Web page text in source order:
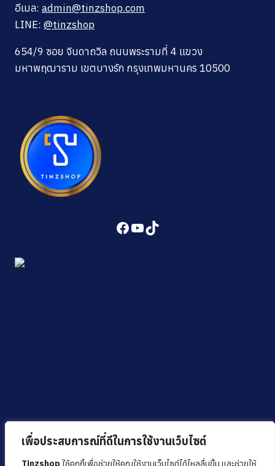
เพื่อประสบการณ์ที่ดีในการใช้งานเว็บไซต์
Tinzshop ใช้คุกกี้เพื่อช่วยให้คุณใช้งานเว็บไซต์ได้ไหลลื่นขึ้น และช่วยให้
อีเมล: admin@tinzshop.com
LINE: @tinzshop
654/9 ซอย จินดาถวิล ถนนพระรามที่ 4 แขวง
มหาพฤฒาราม เขตบางรัก กรุงเทพมหานคร 10500
Facebook
YouTube
TikTok